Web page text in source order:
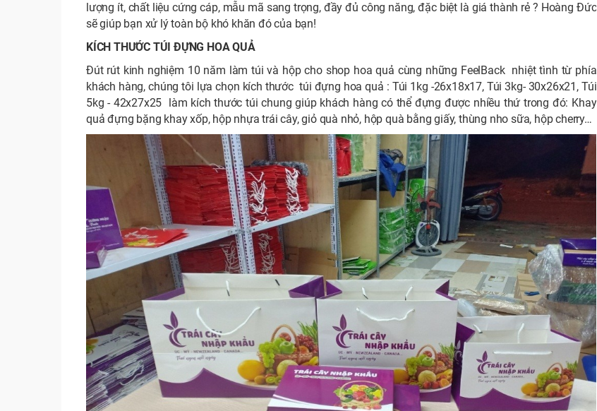
lượng ít, chất liệu cứng cáp, mẫu mã sang trọng, đầy đủ công năng, đặc biệt là giá thành rẻ ? Hoàng Đức
sẽ giúp bạn xử lý toàn bộ khó khăn đó của bạn!
KÍCH THƯỚC TÚI ĐỰNG HOA QUẢ
Đút rút kinh nghiệm 10 năm làm túi và hộp cho shop hoa quả cùng những FeelBack nhiệt tình từ phía
khách hàng, chúng tôi lựa chọn kích thước túi đựng hoa quả : Túi 1kg -26x18x17, Túi 3kg- 30x26x21, Túi
5kg - 42x27x25 làm kích thước túi chung giúp khách hàng có thể đựng được nhiều thứ trong đó: Khay
quả đựng bặng khay xốp, hộp nhựa trái cây, giỏ quà nhỏ, hộp quà bằng giấy, thùng nho sữa, hộp cherry…